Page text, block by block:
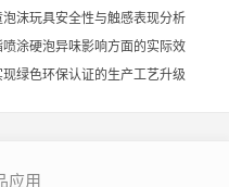
沫玩具安全性与触感表现分析
涂硬泡异味影响方面的实际效
绿色环保认证的生产工艺升级
应用